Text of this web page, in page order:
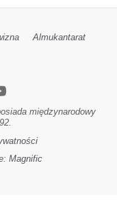
Almukantarat
międzynarodowy
Magnific